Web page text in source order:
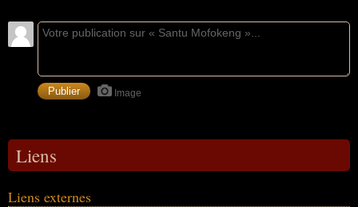
Image
Liens
Liens externes